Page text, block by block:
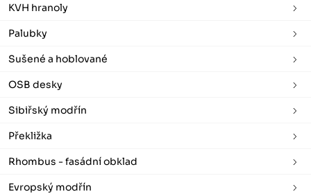
KVH hranoly
Palubky
Sušené a hoblované
OSB desky
Sibiřský modřín
Překližka
Rhombus - fasádní obklad
Evropský modřín